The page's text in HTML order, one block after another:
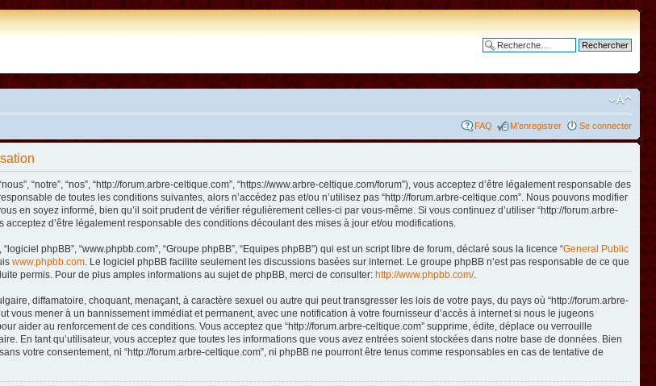
FAQ M’enregistrer Se connecter
“notre”, “nos”, “http://forum.arbre-celtique.com”, “https://www.arbre-celtique.com/forum”), vous acceptez d’être légalement responsable des
de toutes les conditions suivantes, alors n’accédez pas et/ou n’utilisez pas “http://forum.arbre-celtique.com”. Nous pouvons modifier
en soyez informé, bien qu’il soit prudent de vérifier régulièrement celles-ci par vous-même. Si vous continuez d’utiliser “http://forum.arbre-
d’être légalement responsable des conditions découlant des mises à jour et/ou modifications.
phpBB”, “www.phpbb.com”, “Groupe phpBB”, “Equipes phpBB”) qui est un script libre de forum, déclaré sous la licence “General Public
www.phpbb.com . Le logiciel phpBB facilite seulement les discussions basées sur internet. Le groupe phpBB n’est pas responsable de ce que
permis. Pour de plus amples informations au sujet de phpBB, merci de consulter: http://www.phpbb.com/.
diffamatoire, choquant, menaçant, à caractère sexuel ou autre qui peut transgresser les lois de votre pays, du pays où “http://forum.arbre-
vous mener à un bannissement immédiat et permanent, avec une notification à votre fournisseur d’accès à internet si nous le jugeons
aider au renforcement de ces conditions. Vous acceptez que “http://forum.arbre-celtique.com” supprime, édite, déplace ou verrouille
En tant qu’utilisateur, vous acceptez que toutes les informations que vous avez entrées soient stockées dans notre base de données. Bien
votre consentement, ni “http://forum.arbre-celtique.com”, ni phpBB ne pourront être tenus comme responsables en cas de tentative de